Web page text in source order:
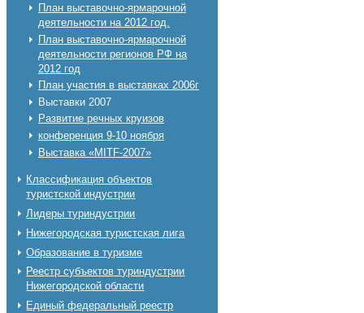
План выставочно-ярмарочной
деятельности на 2012 год.
План выставочно-ярмарочной
деятельности регионов РФ на
2012 год
План участия в выставках 2006г
Выставки 2007
Развитие речных круизов
конференция 9-10 ноября
Выставка «MITF-2007»
Классификация объектов
туристской индустрии
Лидеры туриндустрии
Нижегородская туристская лига
Образование в туризме
Реестр субъектов туриндустрии
Нижегородской области
Единый федеральный реестр